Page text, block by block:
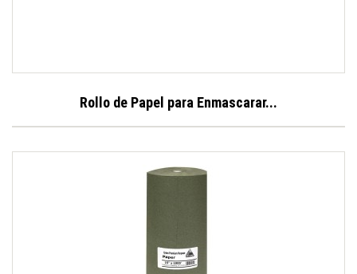
Rollo de Papel para Enmascarar...